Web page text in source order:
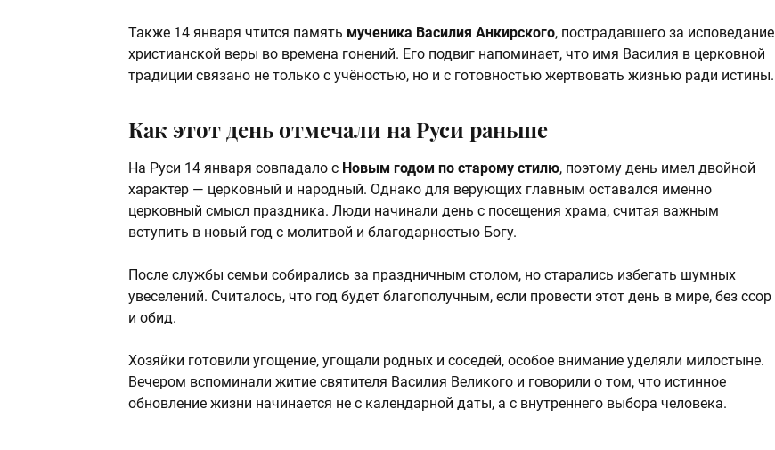
Также 14 января чтится память мученика Василия Анкирского, пострадавшего за исповедание
христианской веры во времена гонений. Его подвиг напоминает, что имя Василия в церковной
традиции связано не только с учёностью, но и с готовностью жертвовать жизнью ради истины.
Как этот день отмечали на Руси раньше
На Руси 14 января совпадало с Новым годом по старому стилю, поэтому день имел двойной
характер — церковный и народный. Однако для верующих главным оставался именно
церковный смысл праздника. Люди начинали день с посещения храма, считая важным
вступить в новый год с молитвой и благодарностью Богу.
После службы семьи собирались за праздничным столом, но старались избегать шумных
увеселений. Считалось, что год будет благополучным, если провести этот день в мире, без ссор
и обид.
Хозяйки готовили угощение, угощали родных и соседей, особое внимание уделяли милостыне.
Вечером вспоминали житие святителя Василия Великого и говорили о том, что истинное
обновление жизни начинается не с календарной даты, а с внутреннего выбора человека.